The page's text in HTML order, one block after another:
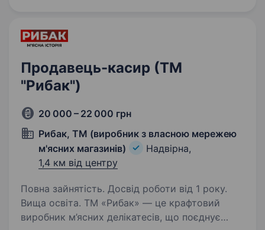
Продавець-касир (ТМ
"Рибак")
20 000 – 22 000 грн
Рибак, ТМ (виробник з власною мережею
м'ясних магазинів)
Надвірна,
1,4 км від центру
Повна зайнятість. Досвід роботи від 1 року.
Вища освіта. ТМ «Рибак» — це крафтовий
виробник м’ясних делікатесів, що поєднує